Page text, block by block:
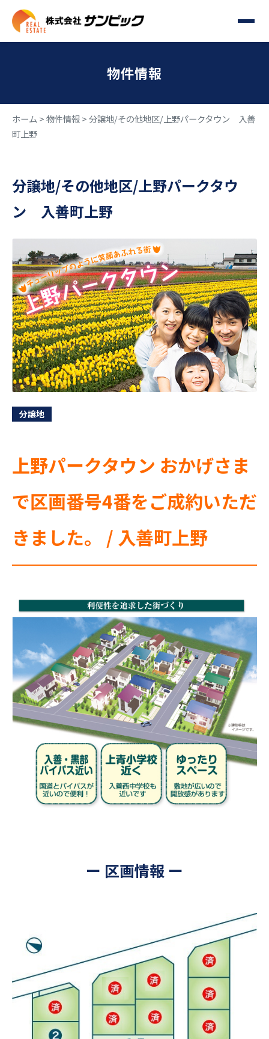
物件情報
ホーム >物件情報>分譲地/その他地区/上野パークタウン 入善
町上野
分譲地/その他地区/上野パークタウ
ン 入善町上野
分譲地
上野パークタウン おかげさま
で区画番号4番をご成約いただ
きました。 / 入善町上野
ー 区画情報 ー